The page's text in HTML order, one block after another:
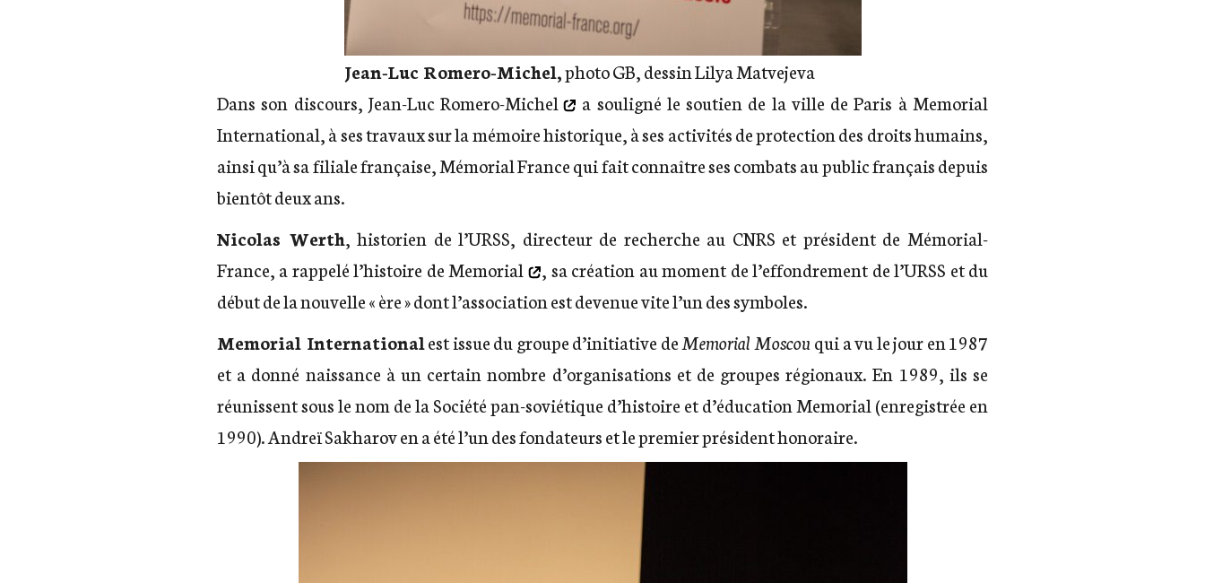
Jean-Luc Romero-Michel,photo GB, dessin Lilya Matvejeva
Dans son discours, Jean-Luc Romero-Michel
a souligné le soutien de la ville de Paris à Memorial
International, à ses travaux sur la mémoire historique, à ses activités de protection des droits humains,
ainsi qu’à sa filiale française, Mémorial France qui fait connaître ses combats au public français depuis
bientôt deux ans.
Nicolas Werth, historien de l’URSS, directeur de recherche au CNRS et président de Mémorial-
France, a rappelél’histoire de Memorial
, sa création au moment de l’effondrement de l’URSS et du
début de la nouvelle « ère » dont l’association est devenue vite l’un des symboles.
Memorial Internationalest issue du groupe d’initiative deMemorial Moscou qui a vu le jour en 1987
et a donné naissance à un certain nombre d’organisations et de groupes régionaux. En 1989, ils se
réunissent sous le nom de la Société pan-soviétique d’histoire et d’éducation Memorial (enregistrée en
1990). Andreï Sakharov en a été l’un des fondateurs et le premier président honoraire.